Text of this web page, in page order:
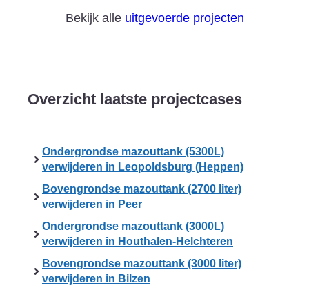
Bekijk alle uitgevoerde projecten
Overzicht laatste projectcases
Ondergrondse mazouttank (5300L)
verwijderen in Leopoldsburg (Heppen)
Bovengrondse mazouttank (2700 liter)
verwijderen in Peer
Ondergrondse mazouttank (3000L)
verwijderen in Houthalen-Helchteren
Bovengrondse mazouttank (3000 liter)
verwijderen in Bilzen